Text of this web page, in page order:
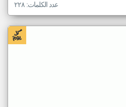
عدد الكلمات: ٢٢٨